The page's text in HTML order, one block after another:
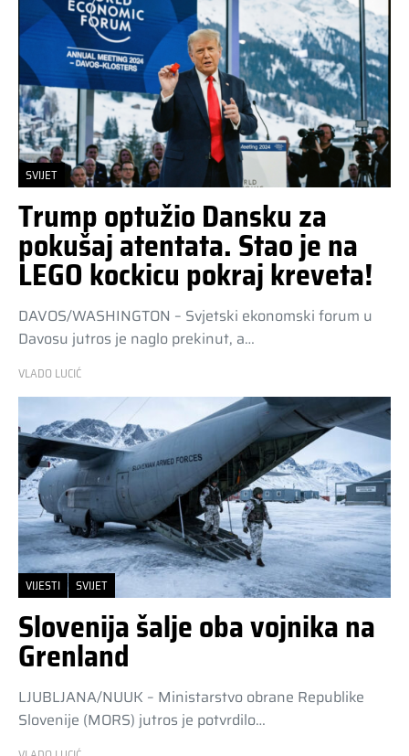
SVIJET
Trump optužio Dansku za
pokušaj atentata. Stao je na
LEGO kockicu pokraj kreveta!
DAVOS/WASHINGTON – Svjetski ekonomski forum u
Davosu jutros je naglo prekinut, a…
VLADO LUCIĆ
VIJESTI SVIJET
Slovenija šalje oba vojnika na
Grenland
LJUBLJANA/NUUK – Ministarstvo obrane Republike
Slovenije (MORS) jutros je potvrdilo…